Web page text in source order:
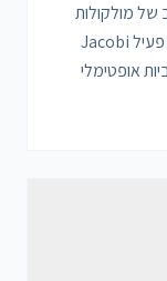
של מולקולות
PFAS ממי שתייה ושפכים תעשייתיים. פחם פעיל Jacobi
אופטימלי